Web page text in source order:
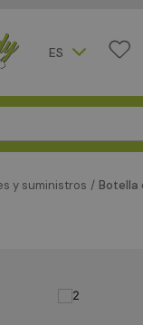
ES
Entregas en
y suministros
Botella